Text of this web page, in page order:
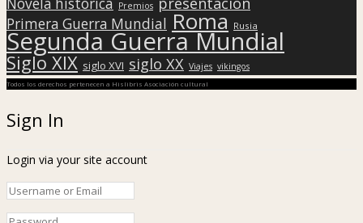
Premios
Primera Guerra Mundial Roma Rusia
Segunda Guerra Mundial
Siglo XIX siglo XVI siglo XX Viajes vikingos
Todos los derechos pertenecen a Hislibris Asociación cultural
Sign In
Login via your site account